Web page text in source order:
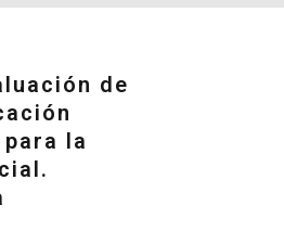
de
la